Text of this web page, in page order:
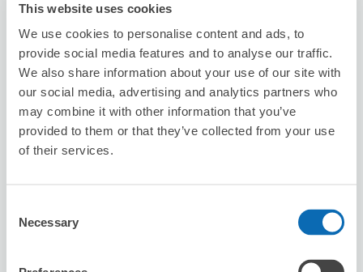
This website uses cookies
We use cookies to personalise content and ads, to
provide social media features and to analyse our traffic.
We also share information about your use of our site with
our social media, advertising and analytics partners who
may combine it with other information that you’ve
provided to them or that they’ve collected from your use
of their services.
Selection
Necessary
スーツケースサイズ :3 バッグサイズ
空き時間
8/8土 8/9日 8/10月 8/11 火 8/12水 8/13 木 8/14金
この店舗を予約する
本日の営業時間